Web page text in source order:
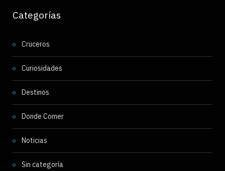
Categorías
Cruceros
Curiosidades
Destinos
Donde Comer
Noticias
Sin categoría